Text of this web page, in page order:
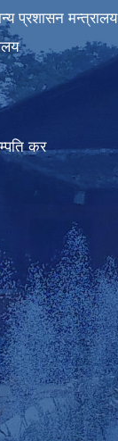
प्रशासन मन्त्रालय
कर